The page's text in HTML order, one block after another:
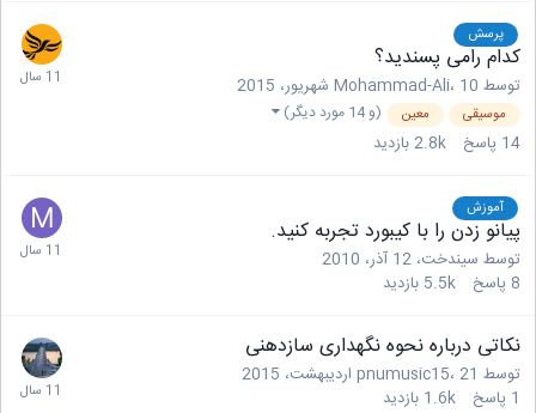
پرسش
کدام رامی پسندید؟
توسط Mohammad-Ali ،10 شهریور، 2015
موسیقی معین (و 14 مورد دیگر)
14 پاسخ 2.8kبازدید
آموزش
پیانو زدن را با کیبورد تجربه کنید.
توسطسیندخت، 12 آذر، 2010
8 پاسخ 5.5k بازدید
نکاتی درباره نحوه نگهداری سازدهنی
توسط pnumusic15 ،21 اردیبهشت، 2015
پاسخ 1.6k بازدید